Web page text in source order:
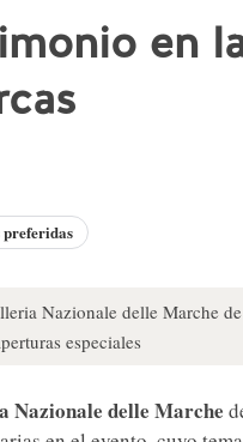
en
preferidas
Nazionale delle Marche
especiales
Nazionale delle Marche